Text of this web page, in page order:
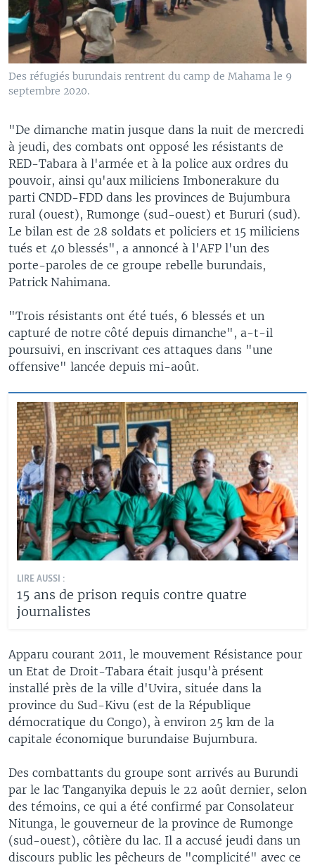
Des réfugiés burundais rentrent du camp de Mahama le 9
septembre 2020.
"De dimanche matin jusque dans la nuit de mercredi
à jeudi, des combats ont opposé les résistants de
RED-Tabara à l'armée et à la police aux ordres du
pouvoir, ainsi qu'aux miliciens Imbonerakure du
parti CNDD-FDD dans les provinces de Bujumbura
rural (ouest), Rumonge (sud-ouest) et Bururi (sud).
Le bilan est de 28 soldats et policiers et 15 miliciens
tués et 40 blessés", a annoncé à l'AFP l'un des
porte-paroles de ce groupe rebelle burundais,
Patrick Nahimana.
"Trois résistants ont été tués, 6 blessés et un
capturé de notre côté depuis dimanche", a-t-il
poursuivi, en inscrivant ces attaques dans "une
offensive" lancée depuis mi-août.
LIRE AUSSI :
15 ans de prison requis contre quatre
journalistes
Apparu courant 2011, le mouvement Résistance pour
un Etat de Droit-Tabara était jusqu'à présent
installé près de la ville d'Uvira, située dans la
province du Sud-Kivu (est de la République
démocratique du Congo), à environ 25 km de la
capitale économique burundaise Bujumbura.
Des combattants du groupe sont arrivés au Burundi
par le lac Tanganyika depuis le 22 août dernier, selon
des témoins, ce qui a été confirmé par Consolateur
Nitunga, le gouverneur de la province de Rumonge
(sud-ouest), côtière du lac. Il a accusé jeudi dans un
discours public les pêcheurs de "complicité" avec ce